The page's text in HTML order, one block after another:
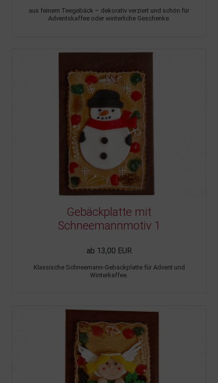
aus feinem Teegebäck – dekorativ verziert und schön für
Adventskaffee oder winterliche Geschenke.
Gebäckplatte mit
Schneemannmotiv 1
ab 13,00 EUR
Klassische Schneemann-Gebäckplatte für Advent und
Winterkaffee.